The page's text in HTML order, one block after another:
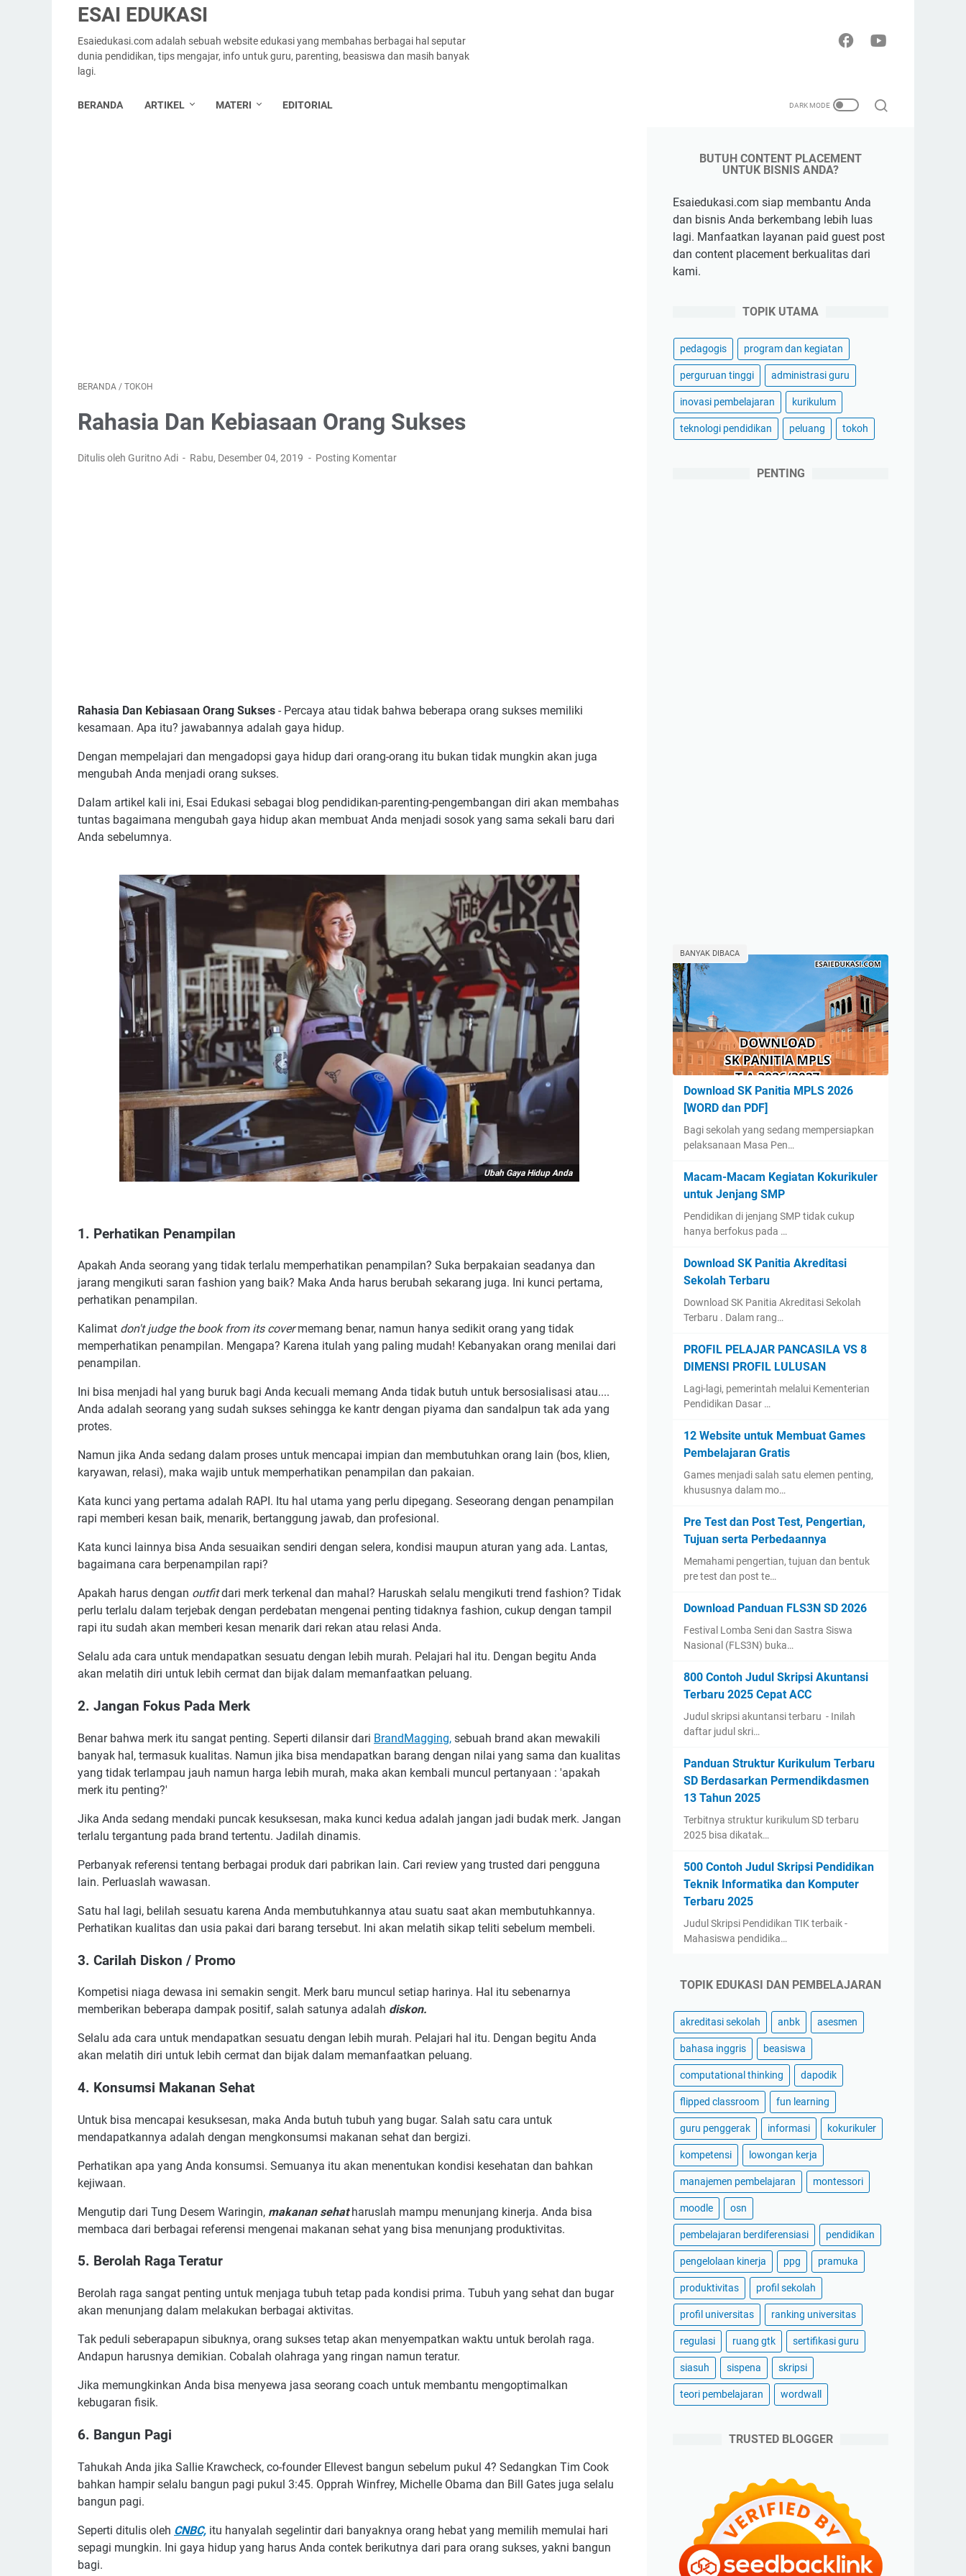
ESAI EDUKASI
Esaiedukasi.com adalah sebuah website edukasi yang membahas berbagai hal seputar
dunia pendidikan, tips mengajar, info untuk guru, parenting, beasiswa dan masih banyak
lagi.
BERANDA ARTIKEL MATERI EDITORIAL
BERANDA / TOKOH
Rahasia Dan Kebiasaan Orang Sukses
Ditulis oleh Guritno Adi Rabu, Desember 04, 2019 Posting Komentar
Rahasia Dan Kebiasaan Orang Sukses - Percaya atau tidak bahwa beberapa orang sukses memiliki
kesamaan. Apa itu? jawabannya adalah gaya hidup.
Dengan mempelajari dan mengadopsi gaya hidup dari orang-orang itu bukan tidak mungkin akan juga
mengubah Anda menjadi orang sukses.
Dalam artikel kali ini, Esai Edukasi sebagai blog pendidikan-parenting-pengembangan diri akan membahas
tuntas bagaimana mengubah gaya hidup akan membuat Anda menjadi sosok yang sama sekali baru dari
Anda sebelumnya.
Ubah Gaya Hidup Anda
1. Perhatikan Penampilan
Apakah Anda seorang yang tidak terlalu memperhatikan penampilan? Suka berpakaian seadanya dan
jarang mengikuti saran fashion yang baik? Maka Anda harus berubah sekarang juga. Ini kunci pertama,
perhatikan penampilan.
Kalimat don't judge the book from its covermemang benar, namun hanya sedikit orang yang tidak
memperhatikan penampilan. Mengapa? Karena itulah yang paling mudah! Kebanyakan orang menilai dari
penampilan.
Ini bisa menjadi hal yang buruk bagi Anda kecuali memang Anda tidak butuh untuk bersosialisasi atau....
Anda adalah seorang yang sudah sukses sehingga ke kantr dengan piyama dan sandalpun tak ada yang
protes.
Namun jika Anda sedang dalam proses untuk mencapai impian dan membutuhkan orang lain (bos, klien,
karyawan, relasi), maka wajib untuk memperhatikan penampilan dan pakaian.
Kata kunci yang pertama adalah RAPI. Itu hal utama yang perlu dipegang. Seseorang dengan penampilan
rapi memberi kesan baik, menarik, bertanggung jawab, dan profesional.
Kata kunci lainnya bisa Anda sesuaikan sendiri dengan selera, kondisi maupun aturan yang ada. Lantas,
bagaimana cara berpenampilan rapi?
Apakah harus dengan outfitdari merk terkenal dan mahal? Haruskah selalu mengikuti trend fashion? Tidak
perlu terlalu dalam terjebak dengan perdebatan mengenai penting tidaknya fashion, cukup dengan tampil
rapi itu sudah akan memberi kesan menarik dari rekan atau relasi Anda.
Selalu ada cara untuk mendapatkan sesuatu dengan lebih murah. Pelajari hal itu. Dengan begitu Anda
akan melatih diri untuk lebih cermat dan bijak dalam memanfaatkan peluang.
2. Jangan Fokus Pada Merk
Benar bahwa merk itu sangat penting. Seperti dilansir dari BrandMagging, sebuah brand akan mewakili
banyak hal, termasuk kualitas. Namun jika bisa mendapatkan barang dengan nilai yang sama dan kualitas
yang tidak terlampau jauh namun harga lebih murah, maka akan kembali muncul pertanyaan : 'apakah
merk itu penting?'
Jika Anda sedang mendaki puncak kesuksesan, maka kunci kedua adalah jangan jadi budak merk. Jangan
terlalu tergantung pada brand tertentu. Jadilah dinamis.
Perbanyak referensi tentang berbagai produk dari pabrikan lain. Cari review yang trusted dari pengguna
lain. Perluaslah wawasan.
Satu hal lagi, belilah sesuatu karena Anda membutuhkannya atau suatu saat akan membutuhkannya.
Perhatikan kualitas dan usia pakai dari barang tersebut. Ini akan melatih sikap teliti sebelum membeli.
3. Carilah Diskon / Promo
Kompetisi niaga dewasa ini semakin sengit. Merk baru muncul setiap harinya. Hal itu sebenarnya
memberikan beberapa dampak positif, salah satunya adalah diskon.
Selalu ada cara untuk mendapatkan sesuatu dengan lebih murah. Pelajari hal itu. Dengan begitu Anda
akan melatih diri untuk lebih cermat dan bijak dalam memanfaatkan peluang.
4. Konsumsi Makanan Sehat
Untuk bisa mencapai kesuksesan, maka Anda butuh tubuh yang bugar. Salah satu cara untuk
mendapatkannya adalah dengan mengkonsumsi makanan sehat dan bergizi.
Perhatikan apa yang Anda konsumsi. Semuanya itu akan menentukan kondisi kesehatan dan bahkan
kejiwaan.
Mengutip dari Tung Desem Waringin, makanan sehatharuslah mampu menunjang kinerja. Anda bisa
membaca dari berbagai referensi mengenai makanan sehat yang bisa menunjang produktivitas.
5. Berolah Raga Teratur
Berolah raga sangat penting untuk menjaga tubuh tetap pada kondisi prima. Tubuh yang sehat dan bugar
akan menunjang dalam melakukan berbagai aktivitas.
Tak peduli seberapapun sibuknya, orang sukses tetap akan menyempatkan waktu untuk berolah raga.
Andapun harusnya demikian. Cobalah olahraga yang ringan namun teratur.
Jika memungkinkan Anda bisa menyewa jasa seorang coach untuk membantu mengoptimalkan
kebugaran fisik.
6. Bangun Pagi
Tahukah Anda jika Sallie Krawcheck, co-founder Ellevest bangun sebelum pukul 4? Sedangkan Tim Cook
bahkan hampir selalu bangun pagi pukul 3:45. Opprah Winfrey, Michelle Obama dan Bill Gates juga selalu
bangun pagi.
Seperti ditulis oleh CNBC, itu hanyalah segelintir dari banyaknya orang hebat yang memilih memulai hari
sepagi mungkin. Ini gaya hidup yang harus Anda contek berikutnya dari para orang sukses, yakni bangun
bagi.
BUTUH CONTENT PLACEMENT
UNTUK BISNIS ANDA?
Esaiedukasi.com siap membantu Anda
dan bisnis Anda berkembang lebih luas
lagi. Manfaatkan layanan paid guest post
dan content placement berkualitas dari
kami.
TOPIK UTAMA
pedagogis program dan kegiatan
perguruan tinggi administrasi guru
inovasi pembelajaran kurikulum
teknologi pendidikan peluang tokoh
PENTING
BANYAK DIBACA
Download SK Panitia MPLS 2026
[WORD dan PDF]
Bagi sekolah yang sedang mempersiapkan
pelaksanaan Masa Pen…
Macam-Macam Kegiatan Kokurikuler
untuk Jenjang SMP
Pendidikan di jenjang SMP tidak cukup
hanya berfokus pada …
Download SK Panitia Akreditasi
Sekolah Terbaru
Download SK Panitia Akreditasi Sekolah
Terbaru . Dalam rang…
PROFIL PELAJAR PANCASILA VS 8
DIMENSI PROFIL LULUSAN
Lagi-lagi, pemerintah melalui Kementerian
Pendidikan Dasar …
12 Website untuk Membuat Games
Pembelajaran Gratis
Games menjadi salah satu elemen penting,
khususnya dalam mo…
Pre Test dan Post Test, Pengertian,
Tujuan serta Perbedaannya
Memahami pengertian, tujuan dan bentuk
pre test dan post te…
Download Panduan FLS3N SD 2026
Festival Lomba Seni dan Sastra Siswa
Nasional (FLS3N) buka…
800 Contoh Judul Skripsi Akuntansi
Terbaru 2025 Cepat ACC
Judul skripsi akuntansi terbaru - Inilah
daftar judul skri…
Panduan Struktur Kurikulum Terbaru
SD Berdasarkan Permendikdasmen
13 Tahun 2025
Terbitnya struktur kurikulum SD terbaru
2025 bisa dikatak…
500 Contoh Judul Skripsi Pendidikan
Teknik Informatika dan Komputer
Terbaru 2025
Judul Skripsi Pendidikan TIK terbaik -
Mahasiswa pendidika…
TOPIK EDUKASI DAN PEMBELAJARAN
akreditasi sekolah anbk asesmen
bahasa inggris beasiswa
computational thinking dapodik
flipped classroom fun learning
guru penggerak informasi kokurikuler
kompetensi lowongan kerja
manajemen pembelajaran montessori
moodle osn
pembelajaran berdiferensiasi pendidikan
pengelolaan kinerja ppg pramuka
produktivitas profil sekolah
profil universitas ranking universitas
regulasi ruang gtk sertifikasi guru
siasuh sispena skripsi
teori pembelajaran wordwall
TRUSTED BLOGGER